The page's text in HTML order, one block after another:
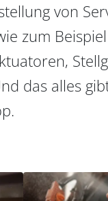
von
zum
das alles